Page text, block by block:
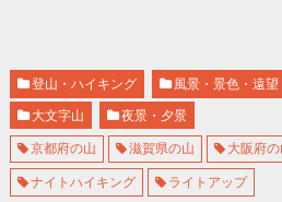
登山・ハイキング 風景・景色・遠望
大文字山
夜景・夕景
京都府の山 滋賀県の山 大阪府の
ナイトハイキング ライトアップ